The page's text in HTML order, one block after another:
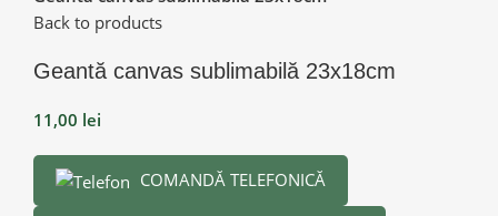
Back to products
Geantă canvas sublimabilă 23x18cm
11,00 lei
COMANDĂ TELEFONICĂ